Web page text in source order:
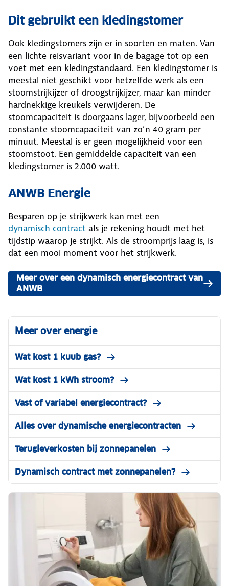
Dit gebruikt een kledingstomer
Ook kledingstomers zijn er in soorten en maten. Van
een lichte reisvariant voor in de bagage tot op een
voet met een kledingstandaard. Een kledingstomer is
meestal niet geschikt voor hetzelfde werk als een
stoomstrijkijzer of droogstrijkijzer, maar kan minder
hardnekkige kreukels verwijderen. De
stoomcapaciteit is doorgaans lager, bijvoorbeeld een
constante stoomcapaciteit van zo’n 40 gram per
minuut. Meestal is er geen mogelijkheid voor een
stoomstoot. Een gemiddelde capaciteit van een
kledingstomer is 2.000 watt.
ANWB Energie
Besparen op je strijkwerk kan met een
dynamisch contract als je rekening houdt met het
tijdstip waarop je strijkt. Als de stroomprijs laag is, is
dat een mooi moment voor het strijkwerk.
Meer over een dynamisch energiecontract van
ANWB
Meer over energie
Wat kost 1 kuub gas?
Wat kost 1 kWh stroom?
Vast of variabel energiecontract?
Alles over dynamische energiecontracten
Terugleverkosten bij zonnepanelen
Dynamisch contract met zonnepanelen?